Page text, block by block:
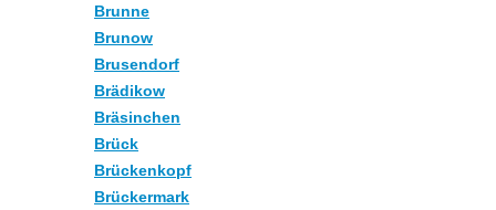
Brunne
Brunow
Brusendorf
Brädikow
Bräsinchen
Brück
Brückenkopf
Brückermark